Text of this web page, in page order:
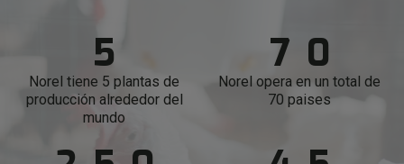
5
6
7
Norel tiene 5 plantas de
producción alrededor del
mundo
7
8
0
1
Norel opera en un total de
70 paises
2
3
4
2
1
2
2
3